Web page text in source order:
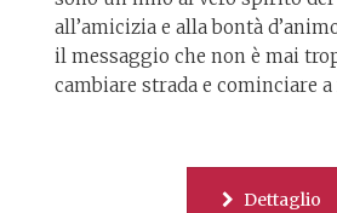
all’amicizia e alla bontà
il messaggio che non è mai
cambiare strada e cominciare a
Dettaglio